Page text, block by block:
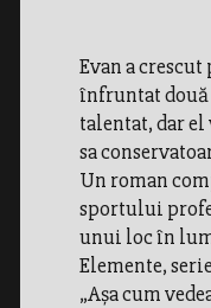
Evan a
înfruntat două
talentat, dar el
sa
Un roman
sportului
unui loc în
Elemente,
„Așa cum